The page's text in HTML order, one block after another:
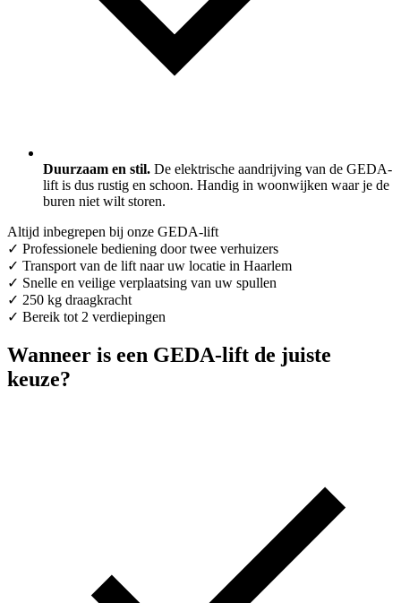
Duurzaam en stil. De elektrische aandrijving van de GEDA-
lift is dus rustig en schoon. Handig in woonwijken waar je de
buren niet wilt storen.
Altijd inbegrepen bij onze GEDA-lift
✓ Professionele bediening door twee verhuizers
✓ Transport van de lift naar uw locatie in Haarlem
✓ Snelle en veilige verplaatsing van uw spullen
✓ 250 kg draagkracht
✓ Bereik tot 2 verdiepingen
Wanneer is een GEDA-lift de juiste
keuze?